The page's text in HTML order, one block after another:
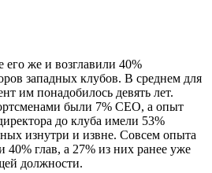
его же и возглавили 40%
западных клубов. В среднем для
им понадобилось девять лет.
были 7% СЕО, а опыт
до клуба имели 53%
изнутри и извне. Совсем опыта
40% глав, а 27% из них ранее уже
должности.